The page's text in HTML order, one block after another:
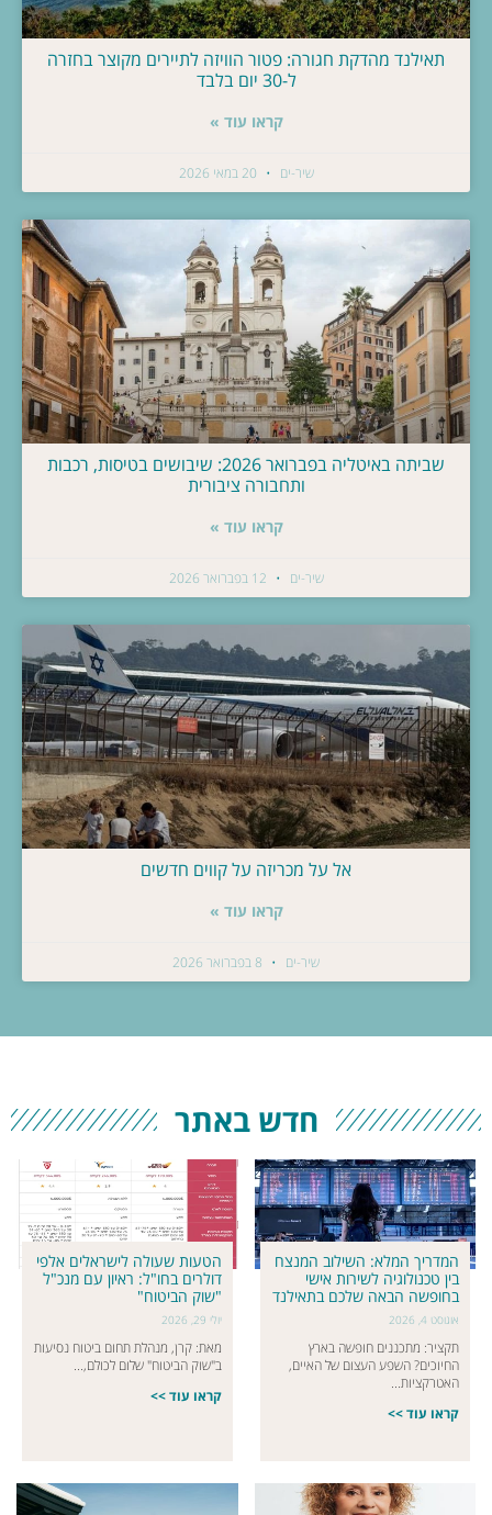
תאילנד מהדקת חגורה: פטור הוויזה לתיירים מקוצר בחזרה
ל-30 יום בלבד
קראו עוד »
שיר-ים
שביתה באיטליה בפברואר 2026: שיבושים בטיסות, רכבות
ותחבורה ציבורית
קראו עוד »
שיר-ים
אל על מכריזה על קווים חדשים
קראו עוד »
שיר-ים
חדש באתר
המדריך המלא: השילוב המנצח
בין טכנולוגיה לשירות אישי
בחופשה הבאה שלכם בתאילנד
אוגוסט 4, 2026
תקציר: מתכננים חופשה בארץ
החיוכים? השפע העצום של האיים,
האטרקציות...
קראו עוד >>
הטעות שעולה לישראלים אלפי
דולרים בחו"ל: ראיון עם מנכ"ל
"שוק הביטוח"
יולי 29, 2026
מאת: קרן, מנהלת תחום ביטוח נסיעות
ב"שוק הביטוח" שלום לכולם,...
קראו עוד >>